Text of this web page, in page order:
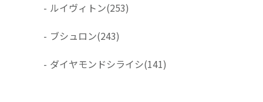
- ルイヴィトン(253)
- ブシュロン(243)
- ダイヤモンドシライシ(141)